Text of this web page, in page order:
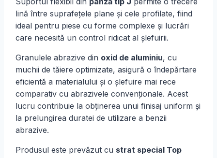
lină între suprafețele plane și cele profilate, fiind
ideal pentru piese cu forme complexe și lucrări
care necesită un control ridicat al șlefuirii.
Granulele abrazive din oxid de aluminiu, cu
muchii de tăiere optimizate, asigură o îndepărtare
eficientă a materialului și o șlefuire mai rece
comparativ cu abrazivele convenționale. Acest
lucru contribuie la obținerea unui finisaj uniform și
la prelungirea duratei de utilizare a benzii
abrazive.
Produsul este prevăzut cu strat special Top